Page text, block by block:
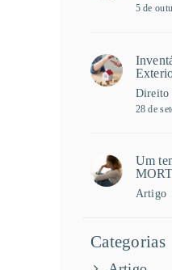
5 de
Direito
28 de
Um
Artigo
Categorias